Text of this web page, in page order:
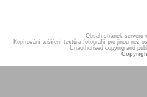
Obsah stránek serveru
Kopírování a šíření textů a fotografií pro jinou než
Unauthorised copying and